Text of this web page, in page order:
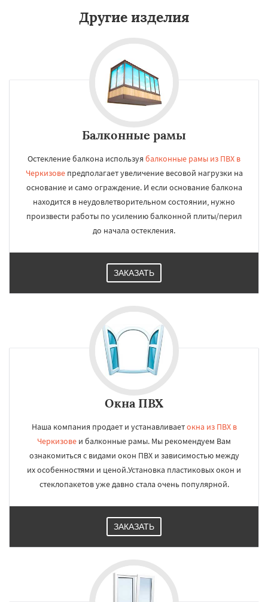
Другие изделия
Балконные рамы
Остекление балкона используя балконные рамы из ПВХ в
Черкизовепредполагает увеличение весовой нагрузки на
основание и само ограждение. И если основание балкона
находится в неудовлетворительном состоянии, нужно
произвести работы по усилению балконной плиты/перил
до начала остекления.
ЗАКАЗАТЬ
Окна ПВХ
Наша компания продает и устанавливаетокна из ПВХ в
Черкизове и балконные рамы. Мы рекомендуем Вам
ознакомиться с видами окон ПВХ и зависимостью между
их особенностями и ценой.Установка пластиковых окон и
стеклопакетов уже давно стала очень популярной.
ЗАКАЗАТЬ